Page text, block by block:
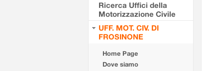
Ricerca Uffici della
Motorizzazione Civile
UFF. MOT. CIV. DI
FROSINONE
Home Page
Dove siamo